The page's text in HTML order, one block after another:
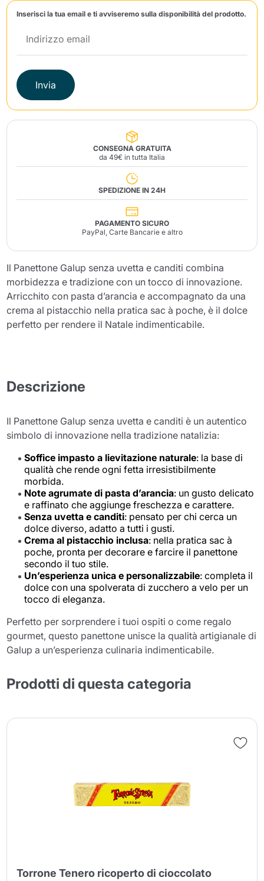
Inserisci la tua email e ti avviseremo sulla disponibilità del prodotto.
Invia
CONSEGNA GRATUITA
da 49€ in tutta Italia
SPEDIZIONE IN 24H
PAGAMENTO SICURO
PayPal, Carte Bancarie e altro
Il Panettone Galup senza uvetta e canditi combina
morbidezza e tradizione con un tocco di innovazione.
Arricchito con pasta d’arancia e accompagnato da una
crema al pistacchio nella pratica sac à poche, è il dolce
perfetto per rendere il Natale indimenticabile.
Descrizione
Il Panettone Galup senza uvetta e canditi è un autentico
simbolo di innovazione nella tradizione natalizia:
Soffice impasto a lievitazione naturale: la base di
qualità che rende ogni fetta irresistibilmente
morbida.
Note agrumate di pasta d’arancia: un gusto delicato
e raffinato che aggiunge freschezza e carattere.
Senza uvetta e canditi: pensato per chi cerca un
dolce diverso, adatto a tutti i gusti.
Crema al pistacchio inclusa: nella pratica sac à
poche, pronta per decorare e farcire il panettone
secondo il tuo stile.
Un’esperienza unica e personalizzabile: completa il
dolce con una spolverata di zucchero a velo per un
tocco di eleganza.
Perfetto per sorprendere i tuoi ospiti o come regalo
gourmet, questo panettone unisce la qualità artigianale di
Galup a un’esperienza culinaria indimenticabile.
Prodotti di questa categoria
Torrone Tenero ricoperto di cioccolato